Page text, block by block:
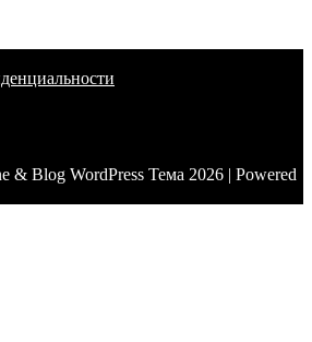
& Blog WordPress Тема 2026 | Powered